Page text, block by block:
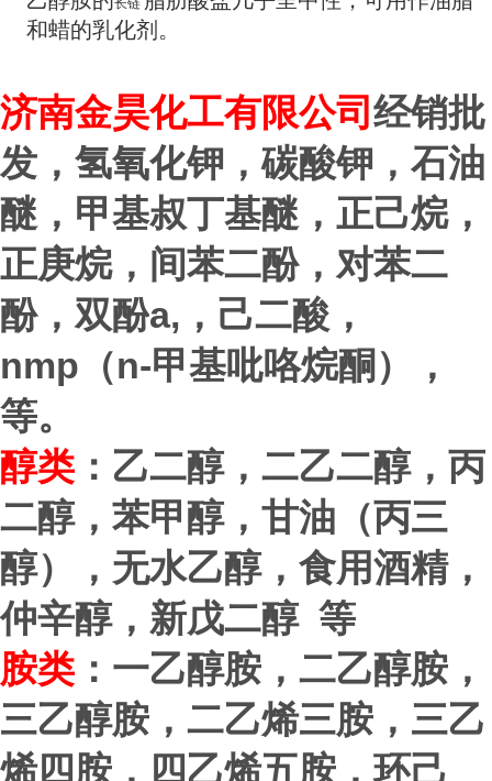
长链
和蜡的乳化剂。
济南金昊化工有限公司 经销批
发，氢氧化钾，碳酸钾，石油
醚，甲基叔丁基醚，正己烷，
正庚烷，间苯二酚，对苯二
酚，双酚a, ，己二酸，
nmp （n-甲基吡咯烷酮），
等。
醇类 ：乙二醇，二乙二醇，丙
二醇，苯甲醇，甘油（丙三
醇），无水乙醇，食用酒精，
仲辛醇，新戊二醇 等
胺类 ：一乙醇胺，二乙醇胺，
三乙醇胺，二乙烯三胺，三乙
烯四胺，四乙烯五胺，环己